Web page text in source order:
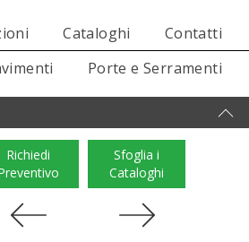
Cataloghi
Contatti
Porte e Serramenti
Richiedi
Sfoglia i
Cataloghi